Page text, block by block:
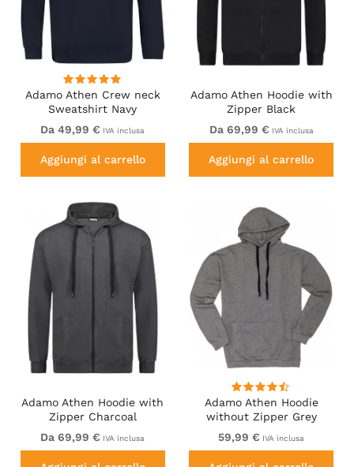
Adamo Athen Crew neck
Sweatshirt Navy
Da 49,99 € IVA inclusa
Aggiungi al carrello
Adamo Athen Hoodie with
Zipper Black
Da 69,99 € IVA inclusa
Aggiungi al carrello
Adamo Athen Hoodie with
Zipper Charcoal
Da 69,99 € IVA inclusa
Adamo Athen Hoodie
without Zipper Grey
59,99 € IVA inclusa